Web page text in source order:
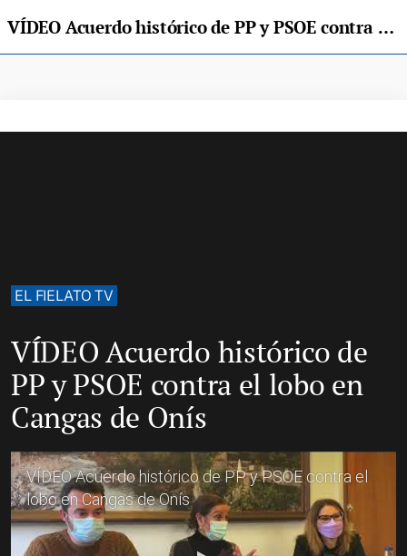
VÍDEO Acuerdo histórico de PP y PSOE contra el lobo en Cangas de Onís
EL FIELATO TV
VÍDEO Acuerdo histórico de
PP y PSOE contra el lobo en
Cangas de Onís
VÍDEO Acuerdo histórico de PP y PSOE contra el
lobo en Cangas de Onís